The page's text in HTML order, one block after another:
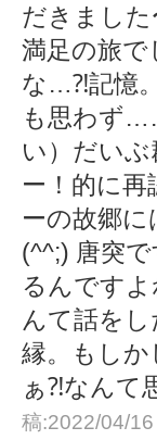
だきまし
満足の旅で
な…⁈記憶
も思わず
い）だい
ー！的に
ーの故郷
(^^;) 唐突
るんです
んて話を
縁。もし
ぁ⁈なんて
稿:2022/04/